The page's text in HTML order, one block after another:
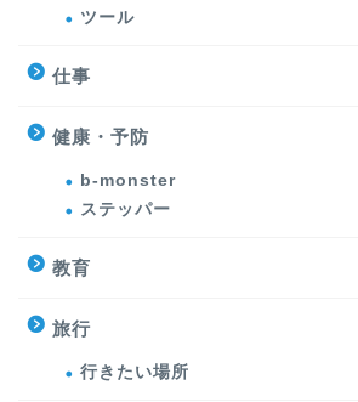
ツール
仕事
健康・予防
b-monster
ステッパー
教育
旅行
行きたい場所